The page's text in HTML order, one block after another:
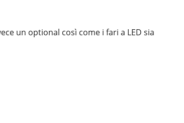
un optional così come i fari a LED sia